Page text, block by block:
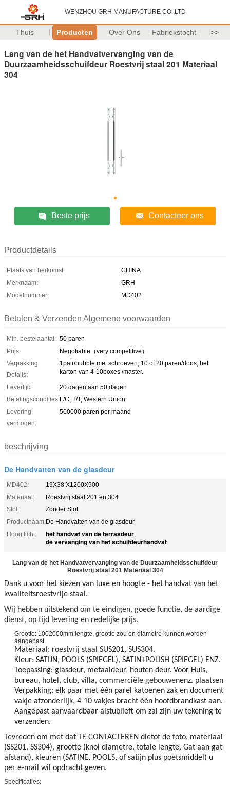
WENZHOU GRH MANUFACTURE CO.,LTD
Thuis Producten Over Ons Fabriekstocht >>
Lang van de het Handvatvervanging van de
Duurzaamheidsschuifdeur Roestvrij staal 201 Materiaal
304
Beste prijs Contacteer ons
Productdetails
Plaats van herkomst:
CHINA
Merknaam:
GRH
Modelnummer:
MD402
Betalen & Verzenden Algemene voorwaarden
Min. bestelaantal: 50 paren
Prijs:
Negotiable（very competitive）
Verpakking
Details:
1pair/bubble met schroeven, 10 of 20 paren/doos, het
karton van 4-10boxes /master.
Levertijd:
20 dagen aan 50 dagen
Betalingscondities:L/C, T/T, Western Union
Levering
vermogen:
500000 paren per maand
beschrijving
De Handvatten van de glasdeur
MD402:
19X38 X1200X900
Materiaal:
Roestvrij staal 201 en 304
Slot:
Zonder Slot
Productnaam:De Handvatten van de glasdeur
Hoog licht:
het handvat van de terrasdeur,
de vervanging van het schuifdeurhandvat
Lang van de het Handvatvervanging van de Duurzaamheidsschuifdeur
Roestvrij staal 201 Materiaal 304
Dank u voor het kiezen van luxe en hoogte - het handvat van het
kwaliteitsroestvrije staal.
Wij hebben uitstekend om te eindigen, goede functie, de aardige
dienst, op tijd levering en redelijke prijs.
Grootte: 1002000mm lengte, grootte zou en diametre kunnen worden
aangepast.
Materiaal: roestvrij staal SUS201, SUS304.
Kleur: SATIJN, POOLS (SPIEGEL), SATIN+POLISH (SPIEGEL) ENZ.
Toepassing: glasdeur, metaaldeur, houten deur. Voor Huis,
bureau, hotel, club, villa, commerciële gebouwenenz. plaatsen
Verpakking: elk paar met één parel katoenen zak en document
vakje afzonderlijk, 4-10 vakjes bracht één hoofdbrandkast aan.
Aangepast aanvaardbaar alstublieft om zal zijn uw tekening te
verzenden.
Tevreden om met dat TE CONTACTEREN dietot de foto, materiaal
(SS201, SS304), grootte (knol diametre, totale lengte, Gat aan gat
afstand), kleuren (SATINE, POOLS, of satijn plus poetsmiddel) u
per e-mail wil opdracht geven.
Specificaties: